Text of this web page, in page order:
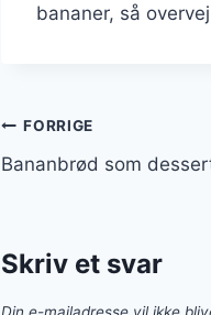
bananer, så
FORRIGE
Bananbrød som
Skriv et svar